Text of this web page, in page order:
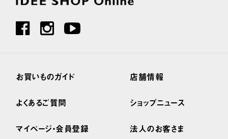
お買いものガイド
よくあるご質問
マイページ・会員登録
店舗情報
ショップニュース
法人のお客さま